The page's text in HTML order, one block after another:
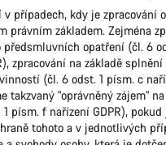
případech, kdy je zpracování
právním základem. Zejména
předsmluvních opatření (čl. 6
zpracování na základě
(čl. 6 odst. 1 písm. c
takzvaný "oprávněný zájem"
písm. f nařízení GDPR),
tohoto a v jednotlivých